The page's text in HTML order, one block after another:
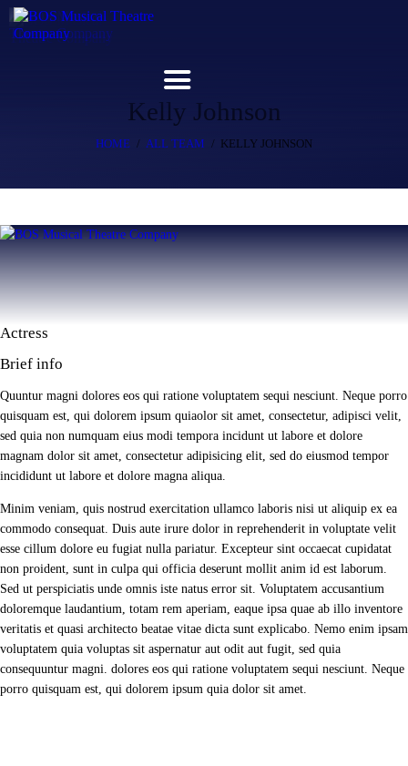
Kelly Johnson
HOME ALL TEAM KELLY JOHNSON
Home
Upcoming Shows
Buy Tickets
Donate
Past Shows
Jack Donnelly Award
Actress
Brief info
Quuntur magni dolores eos qui ratione voluptatem sequi nesciunt. Neque porro
quisquam est, qui dolorem ipsum quiaolor sit amet, consectetur, adipisci velit,
sed quia non numquam eius modi tempora incidunt ut labore et dolore
magnam dolor sit amet, consectetur adipisicing elit, sed do eiusmod tempor
incididunt ut labore et dolore magna aliqua.
Minim veniam, quis nostrud exercitation ullamco laboris nisi ut aliquip ex ea
commodo consequat. Duis aute irure dolor in reprehenderit in voluptate velit
esse cillum dolore eu fugiat nulla pariatur. Excepteur sint occaecat cupidatat
non proident, sunt in culpa qui officia deserunt mollit anim id est laborum.
Sed ut perspiciatis unde omnis iste natus error sit. Voluptatem accusantium
doloremque laudantium, totam rem aperiam, eaque ipsa quae ab illo inventore
veritatis et quasi architecto beatae vitae dicta sunt explicabo. Nemo enim ipsam
voluptatem quia voluptas sit aspernatur aut odit aut fugit, sed quia
consequuntur magni. dolores eos qui ratione voluptatem sequi nesciunt. Neque
porro quisquam est, qui dolorem ipsum quia dolor sit amet.